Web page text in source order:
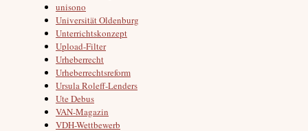
unisono
Universität Oldenburg
Unterrichtskonzept
Upload-Filter
Urheberrecht
Urheberrechtsreform
Ursula Roleff-Lenders
Ute Debus
VAN-Magazin
VDH-Wettbewerb